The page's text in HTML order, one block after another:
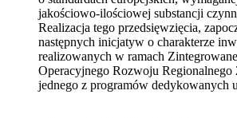
jakościowo-ilościowej substancji
Realizacja tego przedsięwzięcia,
następnych inicjatyw o charakterze
realizowanych w ramach
Operacyjnego Rozwoju
jednego z programów dedykowanych